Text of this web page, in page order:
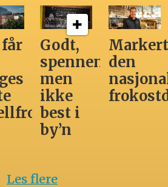
Godt,
spennende,
men
ikke
best i
by’n
den
Les flere